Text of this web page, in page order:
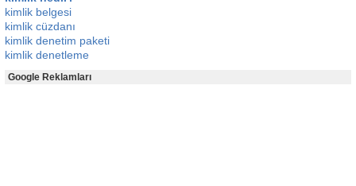
kimlik belgesi
kimlik cüzdanı
kimlik denetim paketi
kimlik denetleme
Google Reklamları